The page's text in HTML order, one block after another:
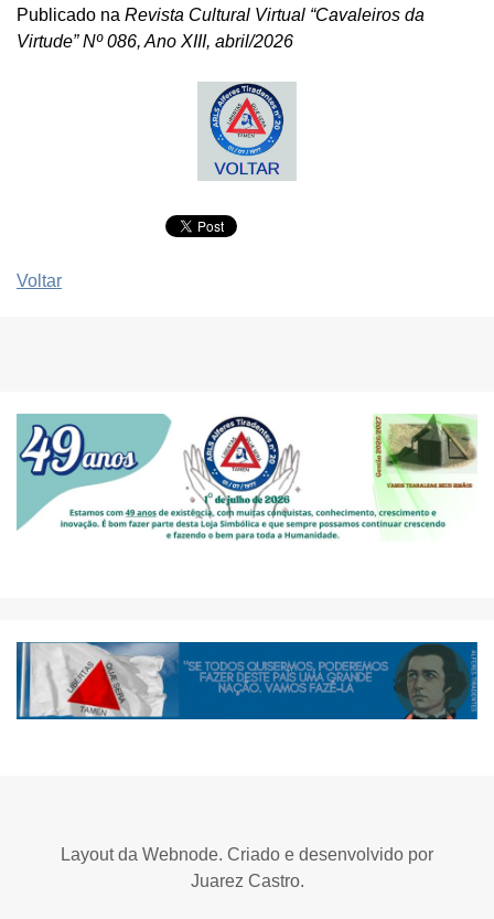
Publicado na Revista Cultural Virtual “Cavaleiros da
Virtude” Nº 086, Ano XIII, abril/2026
Voltar
Layout da Webnode. Criado e desenvolvido por
Juarez Castro.